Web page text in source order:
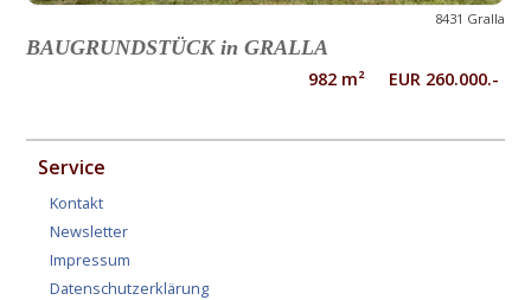
8431 Gralla
BAUGRUNDSTÜCK in GRALLA
982 m² EUR 260.000.-
Service
Kontakt
Newsletter
Impressum
Datenschutzerklärung